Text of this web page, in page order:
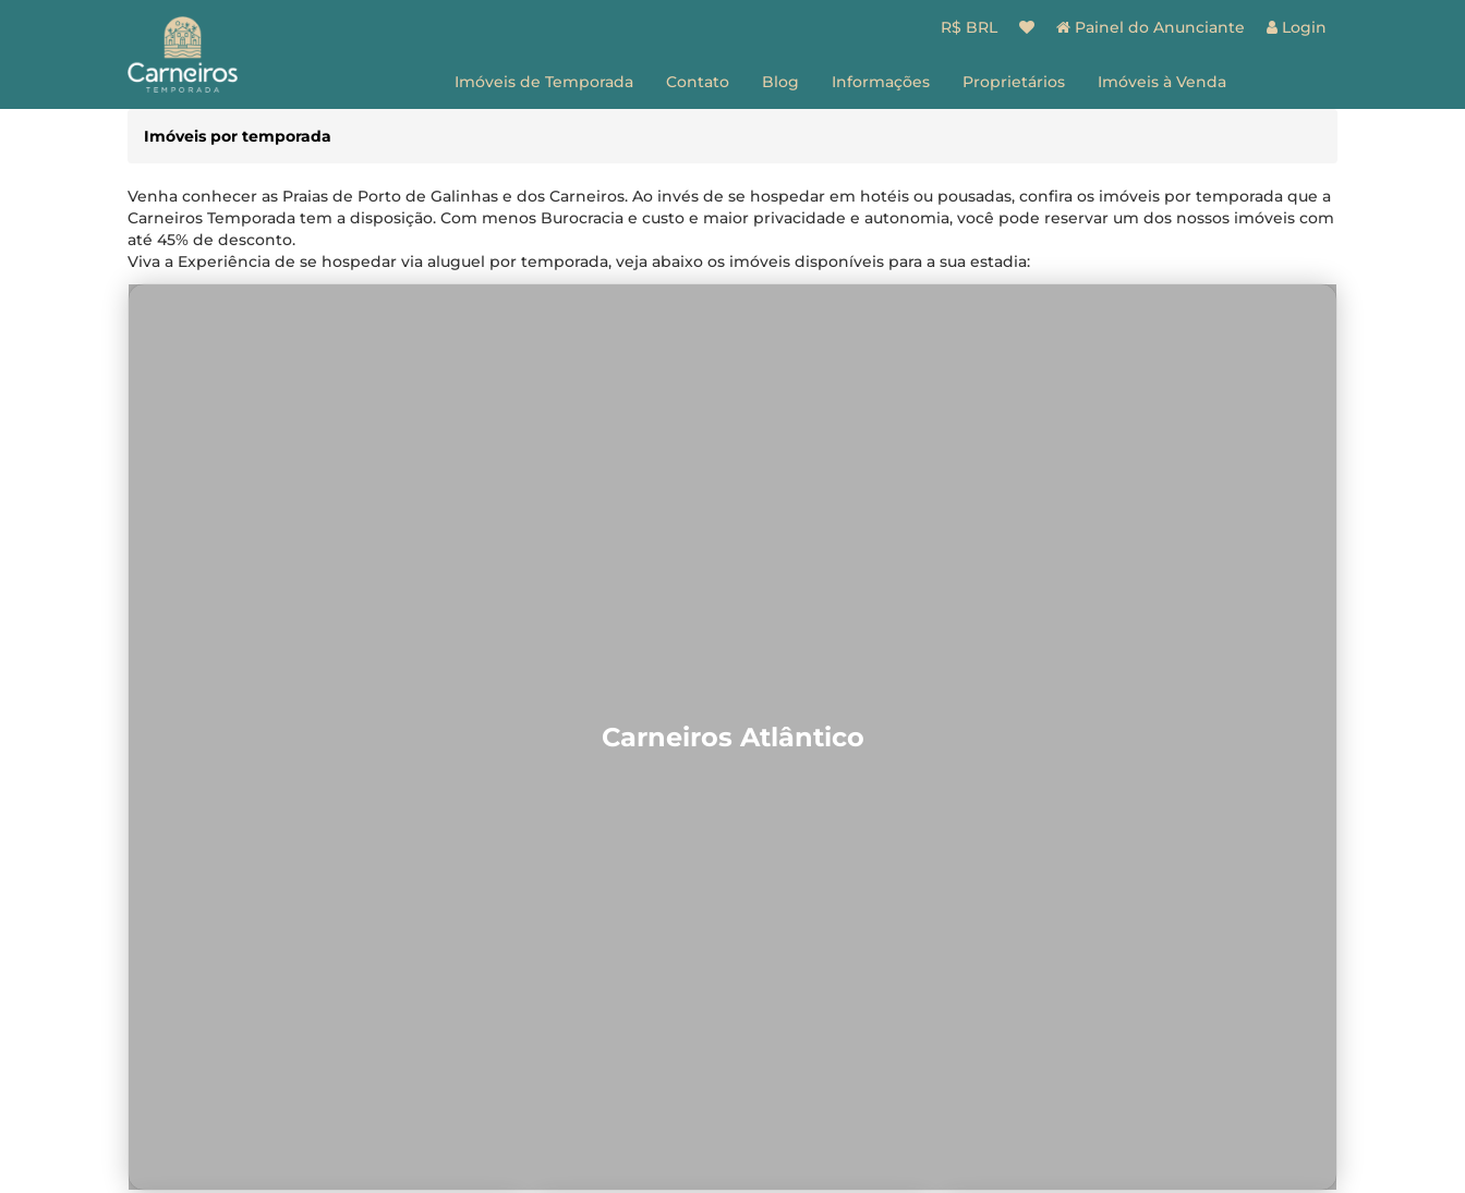
R$ BRL Painel do Anunciante Login
Imóveis de Temporada Contato Blog Informações
Termos e Condições
Proprietários
Como Funciona
Imóveis à Venda
Imóveis por temporada
Venha conhecer as Praias de Porto de Galinhas e dos Carneiros. Ao invés de se hospedar em hotéis ou pousadas, confira os imóveis por temporada que a
Carneiros Temporada tem a disposição. Com menos Burocracia e custo e maior privacidade e autonomia, você pode reservar um dos nossos imóveis com
até 45% de desconto.
Viva a Experiência de se hospedar via aluguel por temporada, veja abaixo os imóveis disponíveis para a sua estadia:
Carneiros Atlântico